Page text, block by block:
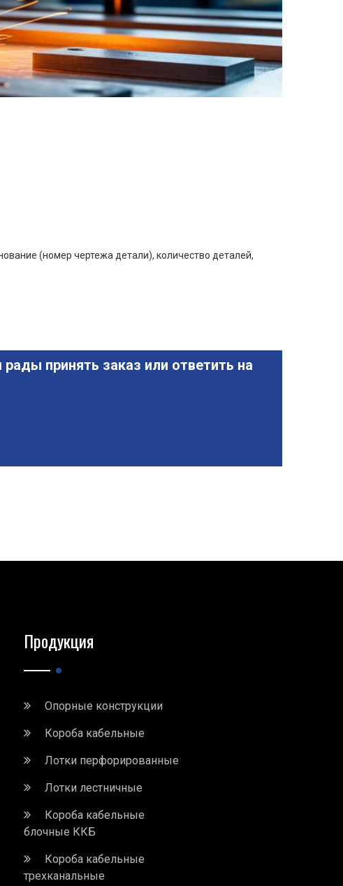
(номер чертежа детали), количество деталей,
принять заказ или ответить на
Продукция
Опорные конструкции
Короба кабельные
Лотки перфорированные
Лотки лестничные
Короба кабельные
блочные ККБ
Короба кабельные
трехканальные